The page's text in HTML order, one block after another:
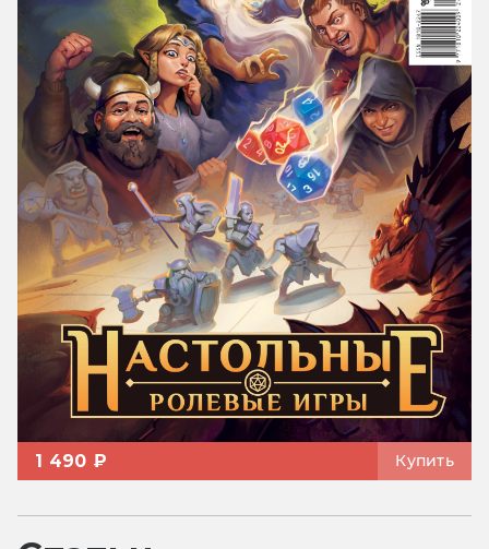
1 490 ₽ Купить